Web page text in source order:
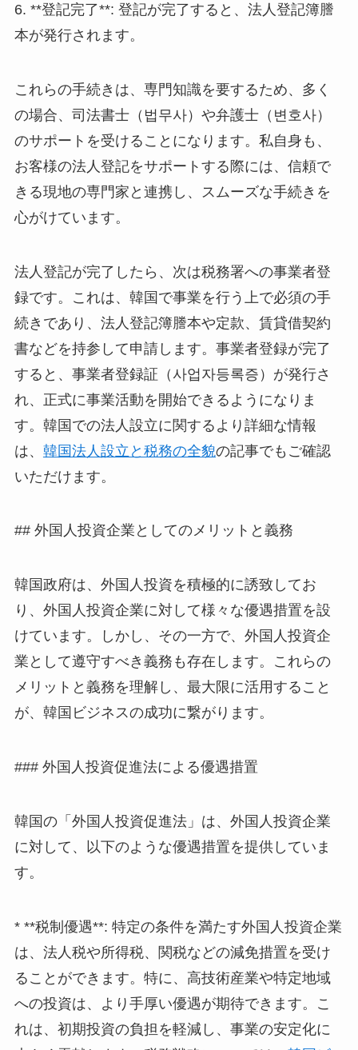
6. **登記完了**: 登記が完了すると、法人登記簿謄
本が発行されます。
これらの手続きは、専門知識を要するため、多く
の場合、司法書士（법무사）や弁護士（변호사）
のサポートを受けることになります。私自身も、
お客様の法人登記をサポートする際には、信頼で
きる現地の専門家と連携し、スムーズな手続きを
心がけています。
法人登記が完了したら、次は税務署への事業者登
録です。これは、韓国で事業を行う上で必須の手
続きであり、法人登記簿謄本や定款、賃貸借契約
書などを持参して申請します。事業者登録が完了
すると、事業者登録証（사업자등록증）が発行さ
れ、正式に事業活動を開始できるようになりま
す。韓国での法人設立に関するより詳細な情報
は、 韓国法人設立と税務の全貌の記事でもご確認
いただけます。
## 外国人投資企業としてのメリットと義務
韓国政府は、外国人投資を積極的に誘致してお
り、外国人投資企業に対して様々な優遇措置を設
けています。しかし、その一方で、外国人投資企
業として遵守すべき義務も存在します。これらの
メリットと義務を理解し、最大限に活用すること
が、韓国ビジネスの成功に繋がります。
### 外国人投資促進法による優遇措置
韓国の「外国人投資促進法」は、外国人投資企業
に対して、以下のような優遇措置を提供していま
す。
* **税制優遇**: 特定の条件を満たす外国人投資企業
は、法人税や所得税、関税などの減免措置を受け
ることができます。特に、高技術産業や特定地域
への投資は、より手厚い優遇が期待できます。こ
れは、初期投資の負担を軽減し、事業の安定化に